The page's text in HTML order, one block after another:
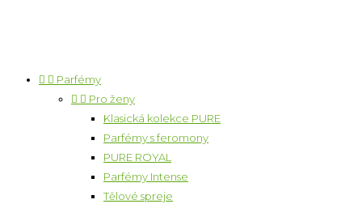
  Parfémy
  Pro ženy
Klasická kolekce PURE
Parfémy s feromony
PURE ROYAL
Parfémy Intense
Tělové spreje